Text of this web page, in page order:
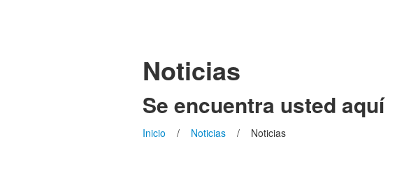
Noticias
Se encuentra usted aquí
Inicio / Noticias / Noticias